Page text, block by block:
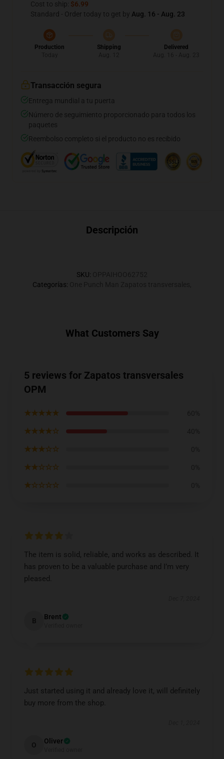
Cost to ship: $6.99
Standard - Order today to get by Aug. 16 - Aug. 23
Production
Shipping
Delivered
Transacción segura
Entrega mundial a tu puerta
Número de seguimiento proporcionado para todos los
paquetes
Reembolso completo si el producto no es recibido
Descripción
SKU:
Categorías:
What Customers Say
5 reviews for Zapatos transversales
OPM
★★★★★
★★★★☆
★★★☆☆
★★☆☆☆
★☆☆☆☆
The item is solid, reliable, and works as described. It
has proven to be a valuable purchase and I’m very
pleased.
B Brent
Just started using it and already love it, will definitely
buy more from the shop.
O Oliver